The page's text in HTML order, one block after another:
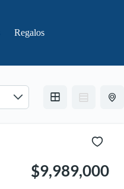
Regalos
$9,989,000